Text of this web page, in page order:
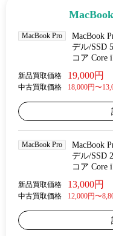
MacBook Pro
MacBook
デル/SSD
コア Core
新品買取価格 19,000円
中古買取価格 18,000円〜
MacBook Pro
MacBook
デル/SSD
コア Core
新品買取価格 13,000円
中古買取価格 12,000円〜